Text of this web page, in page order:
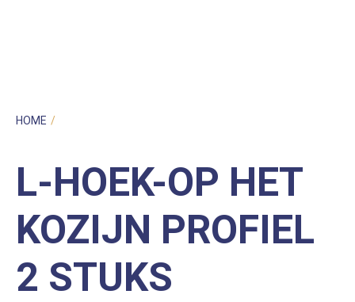
HOME /
L-HOEK-OP HET
KOZIJN PROFIEL
2 STUKS